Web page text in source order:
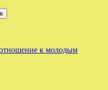
к молодым